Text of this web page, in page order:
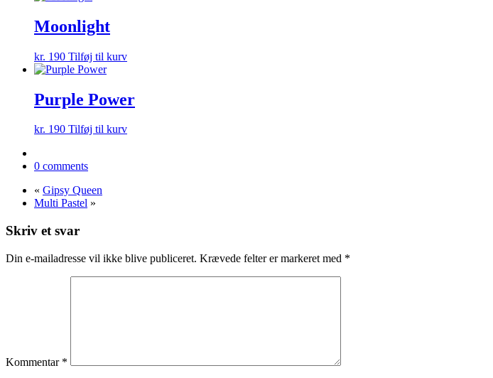
Moonlight
kr. 190 Tilføj til kurv
Purple Power
kr. 190 Tilføj til kurv
0 comments
« Gipsy Queen
Multi Pastel »
Skriv et svar
Din e-mailadresse vil ikke blive publiceret. Krævede felter er markeret med *
Kommentar *